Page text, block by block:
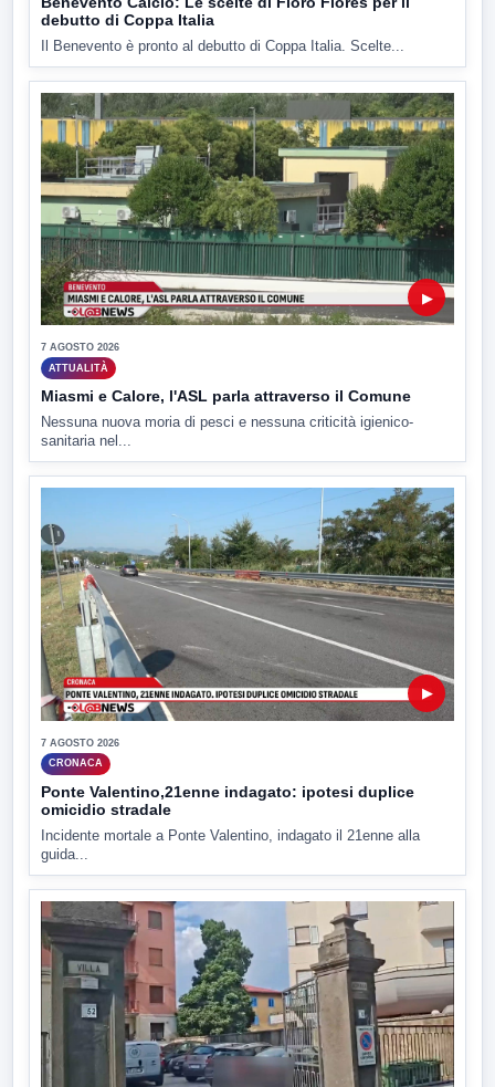
debutto di Coppa Italia
Il Benevento è pronto al debutto di Coppa Italia. Scelte...
▶
7 AGOSTO 2026
ATTUALITÀ
Miasmi e Calore, l'ASL parla attraverso il Comune
Nessuna nuova moria di pesci e nessuna criticità igienico-
sanitaria nel...
▶
7 AGOSTO 2026
CRONACA
Ponte Valentino,21enne indagato: ipotesi duplice
omicidio stradale
Incidente mortale a Ponte Valentino, indagato il 21enne alla
guida...